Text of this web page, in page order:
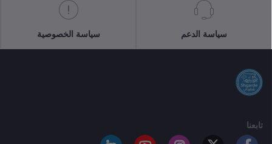
سياسة الدعم سياسة الخصوصية
تابعنا